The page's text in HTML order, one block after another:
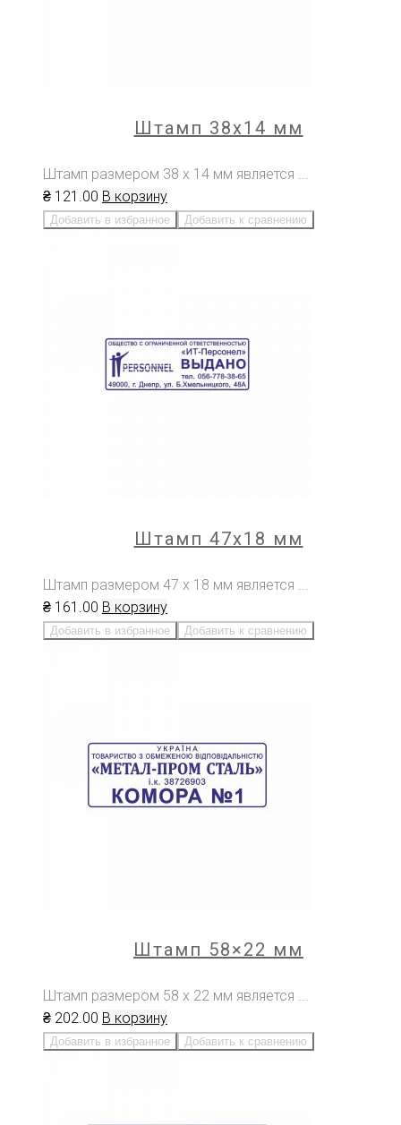
Штамп 38х14 мм
Штамп размером 38 х 14 мм является ...
₴ 121 .00 В корзину
Добавить в избранное Добавить к сравнению
Штамп 47х18 мм
Штамп размером 47 х 18 мм является ...
₴ 161 .00 В корзину
Добавить в избранное Добавить к сравнению
Штамп 58×22 мм
Штамп размером 58 х 22 мм является ...
₴ 202 .00 В корзину
Добавить в избранное Добавить к сравнению